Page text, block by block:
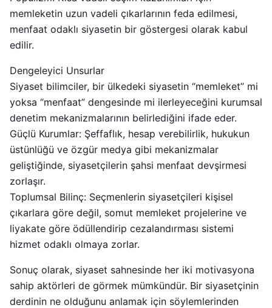
memleketin uzun vadeli çıkarlarının feda edilmesi,
menfaat odaklı siyasetin bir göstergesi olarak kabul
edilir.
Dengeleyici Unsurlar
Siyaset bilimciler, bir ülkedeki siyasetin “memleket” mi
yoksa “menfaat” dengesinde mi ilerleyeceğini kurumsal
denetim mekanizmalarının belirlediğini ifade eder.
Güçlü Kurumlar: Şeffaflık, hesap verebilirlik, hukukun
üstünlüğü ve özgür medya gibi mekanizmalar
geliştiğinde, siyasetçilerin şahsi menfaat devşirmesi
zorlaşır.
Toplumsal Bilinç: Seçmenlerin siyasetçileri kişisel
çıkarlara göre değil, somut memleket projelerine ve
liyakate göre ödüllendirip cezalandırması sistemi
hizmet odaklı olmaya zorlar.
Sonuç olarak, siyaset sahnesinde her iki motivasyona
sahip aktörleri de görmek mümkündür. Bir siyasetçinin
derdinin ne olduğunu anlamak için söylemlerinden